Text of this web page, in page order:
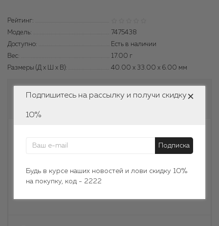
Подпишитесь на рассылку и получи скидку
10%
Подписка
Будь в курсе наших новостей и лови скидку 10%
на покупку, код - 2222
×
Рейтинг:
Модель:
7475438
Доступно:
Есть в наличии
Вес:
17.00 г
Размеры (Д x Ш x В):
40.00 x 33.00 x 6.00 мм
51389 ₴